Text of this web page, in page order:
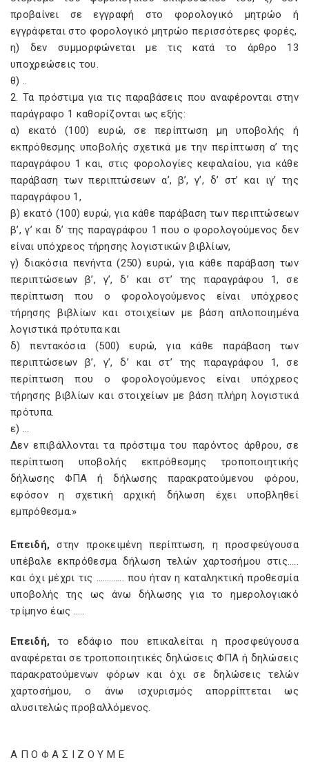
προβαίνει σε εγγραφή στο φορολογικό μητρώο ή
εγγράφεται στο φορολογικό μητρώο περισσότερες φορές,
η) δεν συμμορφώνεται με τις κατά το άρθρο 13
υποχρεώσεις του.
θ) ..
2. Τα πρόστιμα για τις παραβάσεις που αναφέρονται στην
παράγραφο 1 καθορίζονται ως εξής:
α) εκατό (100) ευρώ, σε περίπτωση μη υποβολής ή
εκπρόθεσμης υποβολής σχετικά με την περίπτωση α’ της
παραγράφου 1 και, στις φορολογίες κεφαλαίου, για κάθε
παράβαση των περιπτώσεων α’, β’, γ’, δ’ στ’ και ιγ’ της
παραγράφου 1,
β) εκατό (100) ευρώ, για κάθε παράβαση των περιπτώσεων
β’, γ’ και δ’ της παραγράφου 1 που ο φορολογούμενος δεν
είναι υπόχρεος τήρησης λογιστικών βιβλίων,
γ) διακόσια πενήντα (250) ευρώ, για κάθε παράβαση των
περιπτώσεων β’, γ’, δ’ και στ’ της παραγράφου 1, σε
περίπτωση που ο φορολογούμενος είναι υπόχρεος
τήρησης βιβλίων και στοιχείων με βάση απλοποιημένα
λογιστικά πρότυπα και
δ) πεντακόσια (500) ευρώ, για κάθε παράβαση των
περιπτώσεων β’, γ’, δ’ και στ’ της παραγράφου 1, σε
περίπτωση που ο φορολογούμενος είναι υπόχρεος
τήρησης βιβλίων και στοιχείων με βάση πλήρη λογιστικά
πρότυπα.
ε) …
Δεν επιβάλλονται τα πρόστιμα του παρόντος άρθρου, σε
περίπτωση υποβολής εκπρόθεσμης τροποποιητικής
δήλωσης ΦΠΑ ή δήλωσης παρακρατούμενου φόρου,
εφόσον η σχετική αρχική δήλωση έχει υποβληθεί
εμπρόθεσμα.»
Επειδή, στην προκειμένη περίπτωση, η προσφεύγουσα
υπέβαλε εκπρόθεσμα δήλωση τελών χαρτοσήμου στις…..
και όχι μέχρι τις …………. που ήταν η καταληκτική προθεσμία
υποβολής της ως άνω δήλωσης για το ημερολογιακό
τρίμηνο έως …..
Επειδή, το εδάφιο που επικαλείται η προσφεύγουσα
αναφέρεται σε τροποποιητικές δηλώσεις ΦΠΑ ή δηλώσεις
παρακρατούμενων φόρων και όχι σε δηλώσεις τελών
χαρτοσήμου, ο άνω ισχυρισμός απορρίπτεται ως
αλυσιτελώς προβαλλόμενος.
Α Π Ο Φ Α Σ I Ζ Ο Υ Μ Ε